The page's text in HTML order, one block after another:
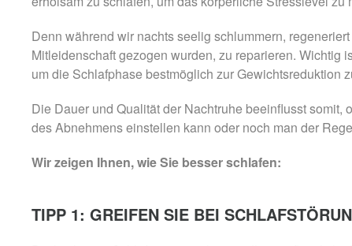
Denn während wir nachts seelig schlummern,
Mitleidenschaft gezogen wurden, zu reparieren. Wichtig
um die Schlafphase bestmöglich zur Gewichtsreduktion
Die Dauer und Qualität der Nachtruhe beeinflusst
des Abnehmens einstellen kann oder noch man der
Wir zeigen Ihnen, wie Sie besser schlafen:
TIPP 1: GREIFEN SIE BEI